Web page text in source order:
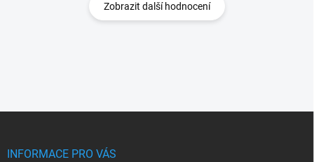
Zobrazit další hodnocení
INFORMACE PRO VÁS